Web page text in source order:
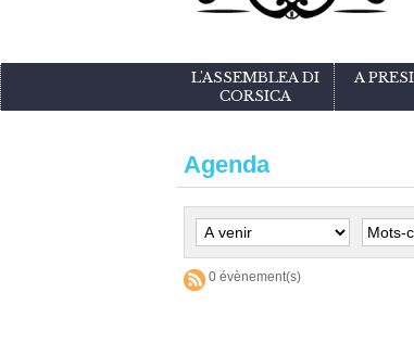
L'ASSEMBLEA DI
CORSICA
A
Agenda
0 évènement(s)